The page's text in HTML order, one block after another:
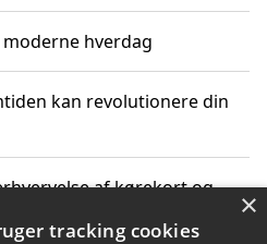
hverdag
kan revolutionere din
af kørekort og
×
tracking cookies